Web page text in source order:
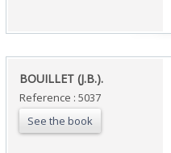
‎BOUILLET (J.B.). ‎
Reference : 5037
See the book